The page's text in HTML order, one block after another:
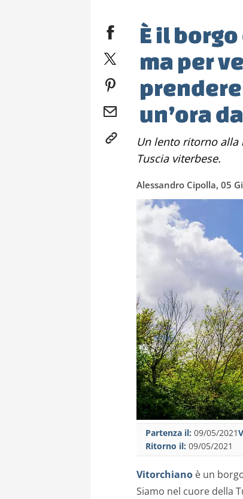
È il
ma per
un’ora
Un lento ritorno alla normalità con una gita fuori porta nella
Tuscia viterbese.
Alessandro Cipolla, 05
Partenza il: 09/05/2021
Ritorno il: 09/05/2021
Vitorchiano è un
Siamo nel cuore della